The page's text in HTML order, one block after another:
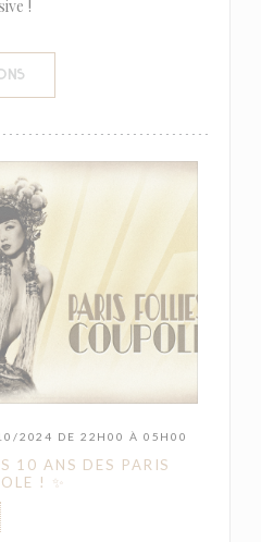
!
2024 DE 22H00 À 05H00
10 ANS DES PARIS
! ✨